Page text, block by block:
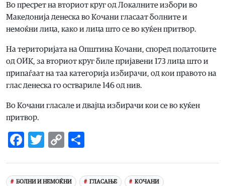
Во пресрет на вториот круг од Локалните избори во
Македонија денеска во Кочани гласаат болните и
немоќни лица, како и лица што се во куќен притвор.
На територијата на Општина Кочани, според податоците
од ОИК, за вториот круг биле пријавени 173 лица што и
припаѓаат на таа категорија избирачи, од кои правото на
глас денеска го оствариле 146 од нив.
Во Кочани гласале и двајца избирачи кои се во куќен
притвор.
Facebook
Twitter
Copy
БОЛНИ И НЕМОЌНИ ГЛАСАЊЕ КОЧАНИ